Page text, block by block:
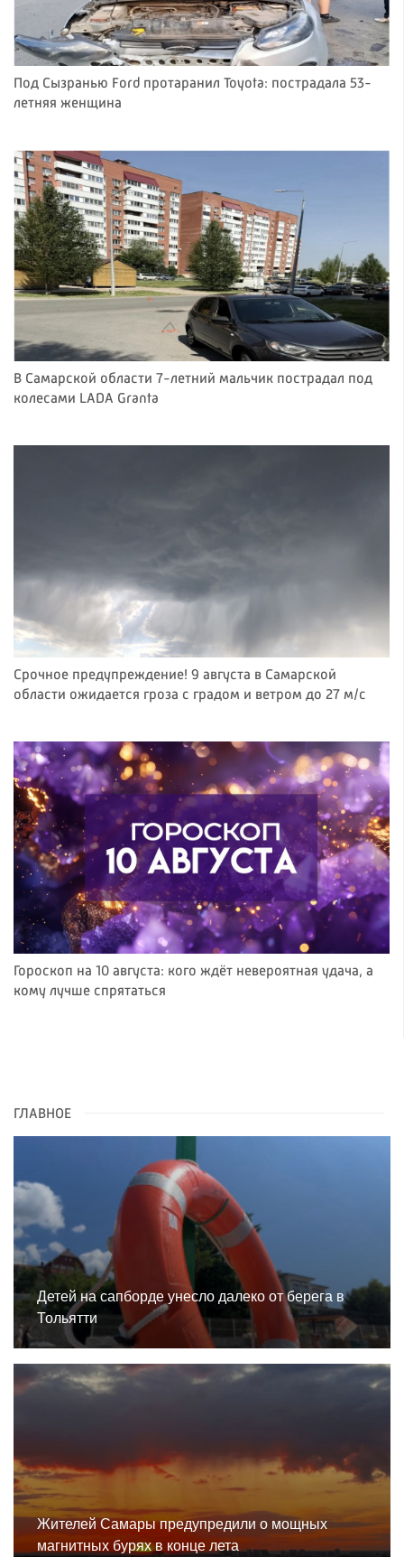
Под Сызранью Ford протаранил Toyota: пострадала 53-
летняя женщина
В Самарской области 7-летний мальчик пострадал под
колесами LADA Granta
Срочное предупреждение! 9 августа в Самарской
области ожидается гроза с градом и ветром до 27 м/с
Гороскоп на 10 августа: кого ждёт невероятная удача, а
кому лучше спрятаться
ГЛАВНОЕ
Детей на сапборде унесло далеко от берега в
Тольятти
Жителей Самары предупредили о мощных
магнитных бурях в конце лета